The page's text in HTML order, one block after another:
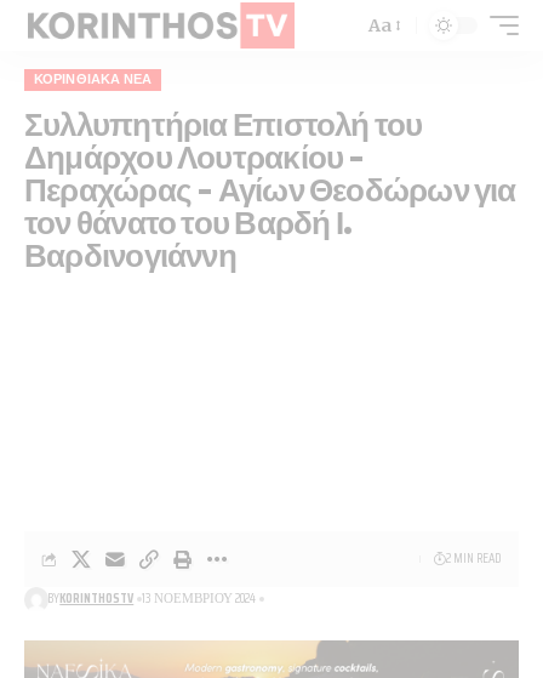
Aa
ΚΟΡΙΝΘΙΑΚΆ ΝΈΑ
Συλλυπητήρια Επιστολή του
Δημάρχου Λουτρακίου –
Περαχώρας – Αγίων Θεοδώρων για
τον θάνατο του Βαρδή Ι.
Βαρδινογιάννη
BYKORINTHOSTV 13 ΝΟΕΜΒΡΊΟΥ 2024
2 MIN READ